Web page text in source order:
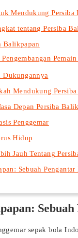
Mendukung Persiba
tentang Persiba
Balikpapan
Dukungannya
Mendukung
Depan Persiba
Penggemar
Hidup
Jauh Tentang
Sebuah
sepak bola